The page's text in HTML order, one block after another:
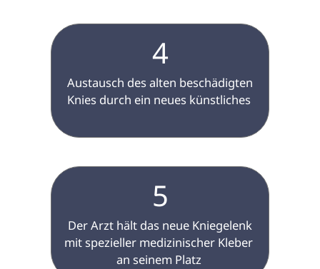
4
Knies durch ein neues künstliches
5
mit spezieller medizinischer Kleber
an seinem Platz